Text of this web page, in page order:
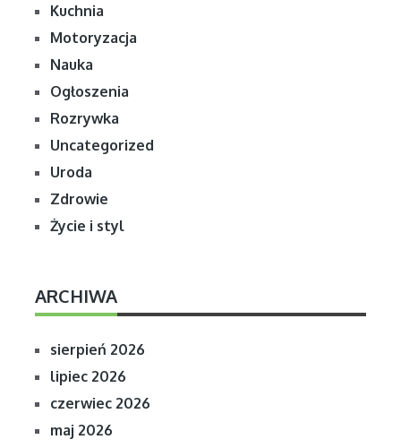
Kuchnia
Motoryzacja
Nauka
Ogłoszenia
Rozrywka
Uncategorized
Uroda
Zdrowie
Życie i styl
ARCHIWA
sierpień 2026
lipiec 2026
czerwiec 2026
maj 2026